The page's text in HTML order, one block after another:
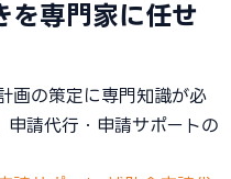
を専門家に任せ
画の策定に専門知識が必
申請代行・申請サポートの